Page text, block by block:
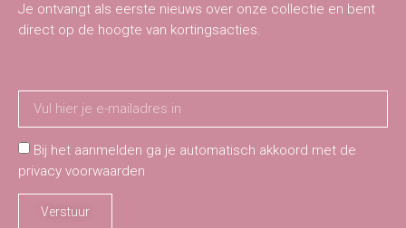
Je ontvangt als eerste nieuws over onze collectie en bent
direct op de hoogte van kortingsacties.
Bij het aanmelden ga je automatisch akkoord met de
privacy voorwaarden
Verstuur